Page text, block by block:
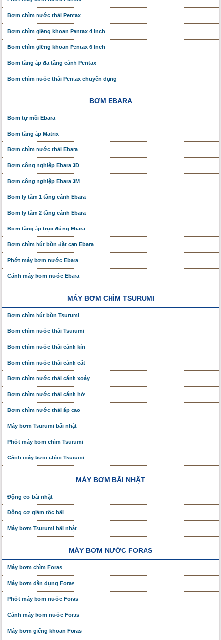
Bơm chìm nước thải Pentax
Bơm chìm giếng khoan Pentax 4 Inch
Bơm chìm giếng khoan Pentax 6 Inch
Bơm tăng áp đa tầng cánh Pentax
Bơm chìm nước thải Pentax chuyên dụng
BƠM EBARA
Bơm tự mồi Ebara
Bơm tăng áp Matrix
Bơm chìm nước thải Ebara
Bơm công nghiệp Ebara 3D
Bơm công nghiệp Ebara 3M
Bơm ly tâm 1 tầng cánh Ebara
Bơm ly tâm 2 tầng cánh Ebara
Bơm tăng áp trục đứng Ebara
Bơm chìm hút bùn đặt cạn Ebara
Phớt máy bơm nước Ebara
Cánh máy bơm nước Ebara
MÁY BƠM CHÌM TSURUMI
Bơm chìm hút bùn Tsurumi
Bơm chìm nước thải Tsurumi
Bơm chìm nước thải cánh kín
Bơm chìm nước thải cánh cắt
Bơm chìm nước thải cánh xoáy
Bơm chìm nước thải cánh hở
Bơm chìm nước thải áp cao
Máy bơm Tsurumi bãi nhật
Phớt máy bơm chìm Tsurumi
Cánh máy bơm chìm Tsurumi
MÁY BƠM BÃI NHẬT
Động cơ bãi nhật
Động cơ giảm tốc bãi
Máy bơm Tsurumi bãi nhật
MÁY BƠM NƯỚC FORAS
Máy bơm chìm Foras
Máy bơm dân dụng Foras
Phớt máy bơm nước Foras
Cánh máy bơm nước Foras
Máy bơm giếng khoan Foras